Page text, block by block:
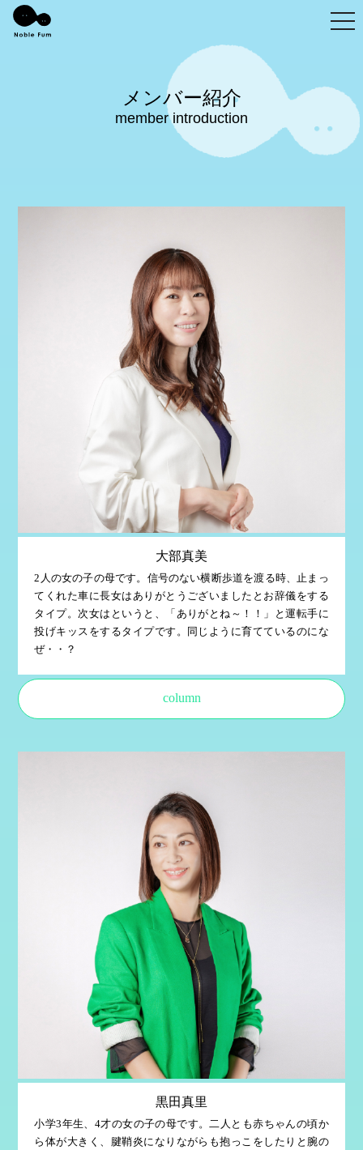
メンバー紹介
member introduction
大部真美
2人の女の子の母です。信号のない横断歩道を渡る時、止まっ
てくれた車に長女はありがとうございましたとお辞儀をする
タイプ。次女はというと、「ありがとね～！！」と運転手に
投げキッスをするタイプです。同じように育てているのにな
ぜ・・？
column
黒田真里
小学3年生、4才の女の子の母です。二人とも赤ちゃんの頃か
ら体が大きく、腱鞘炎になりながらも抱っこをしたりと腕の